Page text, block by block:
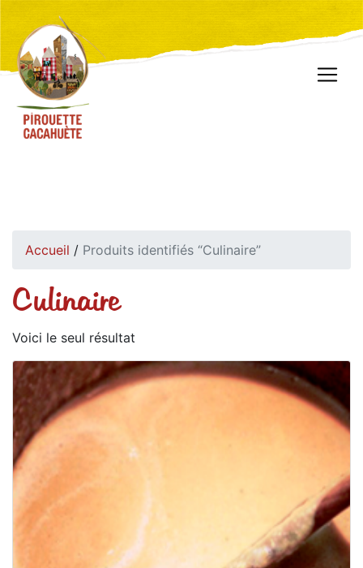
Accueil / Produits identifiés “Culinaire”
Culinaire
Voici le seul résultat